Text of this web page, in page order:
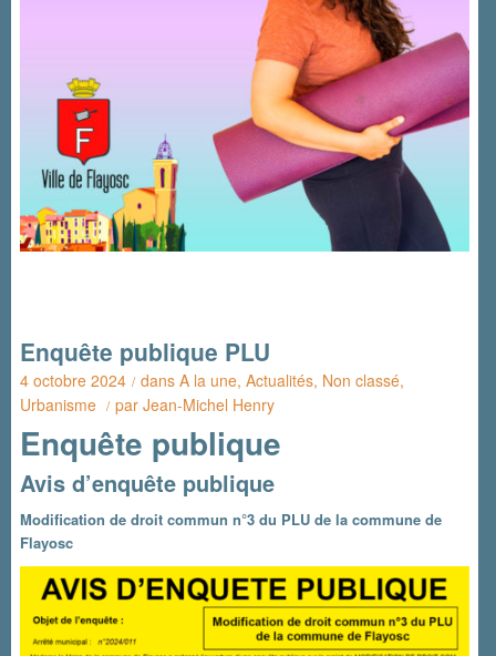
Enquête publique PLU
4 octobre 2024 / dansA la une,Actualités, Non classé,
Urbanisme / parJean-Michel Henry
Enquête publique
Avis d’enquête publique
Modification de droit commun n°3 du PLU de la commune de
Flayosc